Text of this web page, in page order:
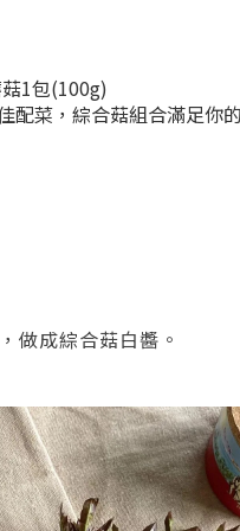
1包(100g)
配菜，綜合菇組合滿足你
做成綜合菇白醬。